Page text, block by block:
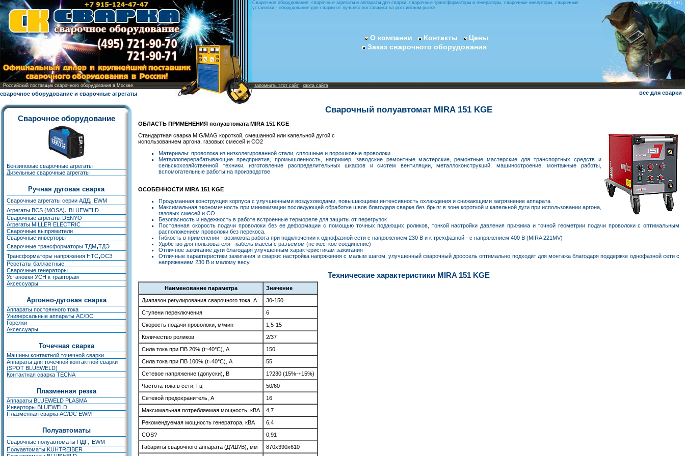
Российский поставщик сварочного оборудования в Москве.
сварочное оборудование и сварочные агрегаты
Сварочное оборудование: сварочные агрегаты и аппараты для сварки, сварочные трансформаторы и генераторы, сварочные инверторы, сварочные
установки - оборудование для сварки от лучшего поставщика на российском рынке.
О компании Контакты
Цены
Заказ сварочного оборудования
запомнить этот сайт карта сайта
6 августа 2026г. [чт]
все для сварки
Сварочное оборудование
Бензиновые сварочные агрегаты
Дизельные сварочные агрегаты
Ручная дуговая сварка
Сварочные агрегаты серии АДД, EWM
Агрегаты BCS (MOSA), BLUEWELD
Сварочные агрегаты DENYO
Агрегаты MILLER ELECTRIC
Сварочные выпрямители
Сварочные инверторы
Сварочные трансформаторы ТДМ,ТДЭ
Трансформаторы напряжения НТС,ОСЗ
Реостаты балластные
Сварочные генераторы
Установки УСН к тракторам
Аксессуары
Аргонно-дуговая сварка
Аппараты постоянного тока
Универсальные аппараты AC/DC
Горелки
Аксессуары
Точечная сварка
Машины контактной точечной сварки
Аппараты для точечной контактной сварки
(SPOT BLUEWELD)
Контактная сварка TECNA
Плазменная резка
Аппараты BLUEWELD PLASMA
Инверторы BLUEWELD
Плазменная сварка AC/DC EWM
Полуавтоматы
Сварочные полуавтоматы ПДГ, EWM
Полуавтоматы KUHTREIBER
Сварочный полуавтомат MIRA 151 KGE
ОБЛАСТЬ ПРИМЕНЕНИЯ полуавтомата MIRA 151 KGE
Стандартная сварка MIG/MAG короткой, смешанной или капельной дугой с
использованием аргона, газовых смесей и CO2
Материалы: проволока из низколегированной стали, сплошные и порошковые проволоки
Металлоперерабатывающие предприятия, промышленность, например, заводские ремонтные мастерские, ремонтные мастерские для транспортных средств и
сельскохозяйственной техники, изготовление распределительных шкафов и систем вентиляции, металлоконструкций, машиностроение, монтажные работы,
вспомогательные работы на производстве
ОСОБЕННОСТИ MIRA 151 KGE
Продуманная конструкция корпуса с улучшенными воздуховодами, повышающими интенсивность охлаждения и снижающими загрязнение аппарата
Максимальная экономичность при минимизации последующей обработке швов благодаря сварке без брызг в зоне короткой и капельной дуги при использовании аргона,
газовых смесей и CO .
Безопасность и надежность в работе встроенные термореле для защиты от перегрузок
Постоянная скорость подачи проволоки без ее деформации с помощью точных подающих роликов, тонкой настройки давления прижима и точной геометрии подачи проволоки с оптимальным
расположением проволоки без перекоса.
Гибкость в применении - возможна работа при подключении к однофазной сети с напряжением 230 В и к трехфазной - с напряжением 400 В (MIRA 221MV)
Удобство для пользователя - кабель массы с разъемом (не жесткое соединение)
Отличное зажигание дуги благодаря улучшенным характеристикам зажигания
Отличные характеристики зажигания и сварки: настройка напряжения с малым шагом, улучшенный сварочный дроссель оптимально подходит для монтажа благодаря поддержке однофазной сети с
напряжением 230 В и малому весу
Технические характеристики MIRA 151 KGE
Наименование параметра
Значение
Диапазон регулирования сварочного тока, А
30-150
Ступени переключения
6
Скорость подачи проволоки, м/мин
1,5-15
Количество роликов
2/37
Сила тока при ПВ 20% (t=40°С), А
150
Сила тока при ПВ 100% (t=40°С), А
55
Сетевое напряжение (допуски), В
1?230 (15%-+15%)
Частота тока в сети, Гц
50/60
Сетевой предохранитель, А
16
Максимальная потребляемая мощность, кВА
4,7
Рекомендуемая мощность генератора, кВА
6,4
COS?
0,91
Габариты сварочного аппарата (Д?Ш?В), мм
870x390x610